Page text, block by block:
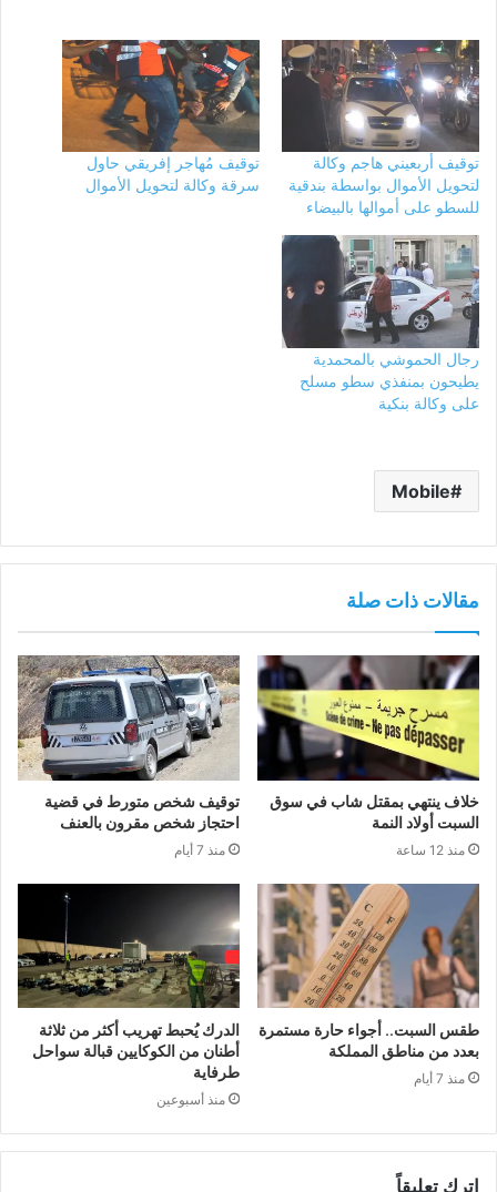
توقيف أربعيني هاجم وكالة
لتحويل الأموال بواسطة بندقية
للسطو على أموالها بالبيضاء
توقيف مُهاجر إفريقي حاول
سرقة وكالة لتحويل الأموال
رجال الحموشي بالمحمدية
يطيحون بمنفذي سطو مسلح
على وكالة بنكية
Mobile
مقالات ذات صلة
خلاف ينتهي بمقتل شاب في سوق
السبت أولاد النمة
منذ 12 ساعة
توقيف شخص متورط في قضية
احتجاز شخص مقرون بالعنف
منذ 7 أيام
طقس السبت.. أجواء حارة مستمرة
بعدد من مناطق المملكة
منذ 7 أيام
الدرك يُحبط تهريب أكثر من ثلاثة
أطنان من الكوكايين قبالة سواحل
طرفاية
منذ أسبوعين
اترك تعليقاً